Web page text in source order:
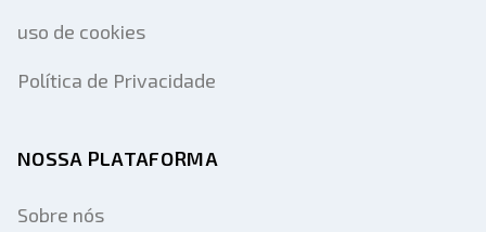
uso de cookies
Política de Privacidade
NOSSA PLATAFORMA
Sobre nós